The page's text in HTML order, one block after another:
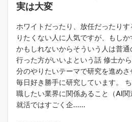
実は大変
ホワイトだったり、放任だったり
りたくない人に人気ですが、もし
かもしれないからそういう人は普
行った方がいいよという話 修士か
分のやりたいテーマで研究を進めさ
毎日好き勝手に研究しています。
職したい業界に関係あること（AI
就活ではすごく企......